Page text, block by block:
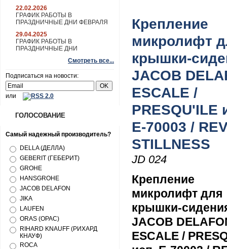
22.02.2026
ГРАФИК РАБОТЫ В
ПРАЗДНИЧНЫЕ ДНИ ФЕВРАЛЯ
29.04.2025
ГРАФИК РАБОТЫ В
ПРАЗДНИЧНЫЕ ДНИ
Смотреть все...
Подписаться на новости:
или
ГОЛОСОВАНИЕ
Самый надежный производитель?
DELLA (ДЕЛЛА)
GEBERIT (ГЕБЕРИТ)
GROHE
HANSGROHE
JACOB DELAFON
JIKA
LAUFEN
ORAS (ОРАС)
RIHARD KNAUFF (РИХАРД
КНАУФ)
ROCA
Крепление
микролифт
крышки-
JACOB
ESCALE /
PRESQU'ILE
E-70003 /
STILLNESS
JD 024
Крепление
микролифт для
крышки-
JACOB
ESCALE /